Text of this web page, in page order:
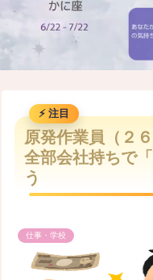
原発作業員（２
全部会社持ちで
う
仕事・学校